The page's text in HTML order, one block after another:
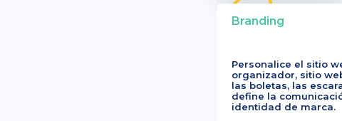
Branding
Personalice el sitio
organizador, sitio
las boletas, las
define la
identidad de marca.